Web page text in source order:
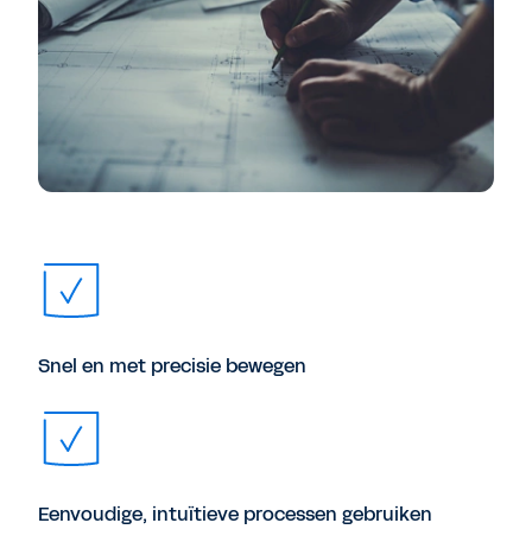
Snel en met precisie bewegen
Eenvoudige, intuïtieve processen gebruiken